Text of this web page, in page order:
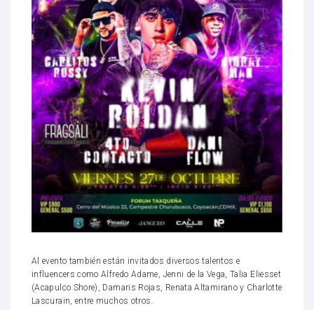
Al evento también están invitados diversos talentos e
influencers como Alfredo Adame, Jenni de la Vega, Talia Eliesset
(Acapulco Shore), Damaris Rojas, Renata Altamirano y Charlotte
Lascurain, entre muchos otros.